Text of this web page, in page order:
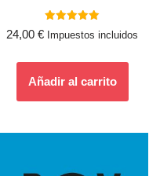
Valorado
con
24,00 € Impuestos incluidos
Añadir al carrito